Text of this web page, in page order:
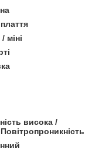
міні
висока /